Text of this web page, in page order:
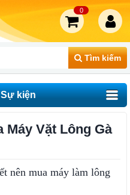
Tìm kiếm
0
kiện
Máy Vặt Lông Gà
nên mua máy làm lông